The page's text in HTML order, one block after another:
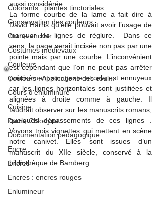
Colorants : plantes tinctoriales
Conservation des couleurs
Corne-encrier
Costumes médiévaux
Couleurs
Couleurs : Applications des coul...
Cours d'enluminure
Cuisine
Dame Chlodyne
Documentation pédagogique
Encre
Encres
Encres : encres rouges
Enlumineur
aussi considérée.
La forme courbe de la lame a fait dire à
David Harris qu’elle pouvait avoir l’usage de
marquer les lignes de réglure.  Dans ce
sens, la page serait incisée non pas par une
pointe mais par une courbe. L’inconvénient
est cependant que l’on ne peut pas arrêter
précisément son geste et cela est ennuyeux
car les lignes horizontales sont justifiées et
alignées à droite comme à gauche. Il
faudrait observer sur les manuscrits romans,
quelques dépassements de ces lignes
Voyons trois vignettes qui mettent en scène
notre canivet. Elles sont issues d’un
manuscrit du XIIe siècle, conservé à la
bibliothèque de Bamberg.